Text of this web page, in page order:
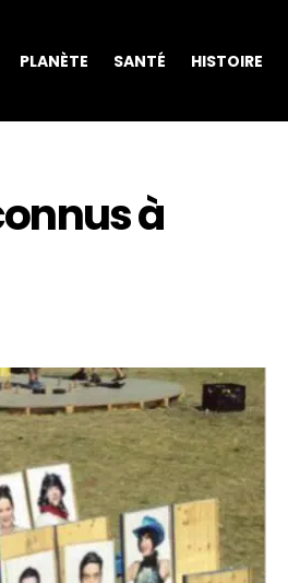
PLANÈTE SANTÉ HISTOIRE
à